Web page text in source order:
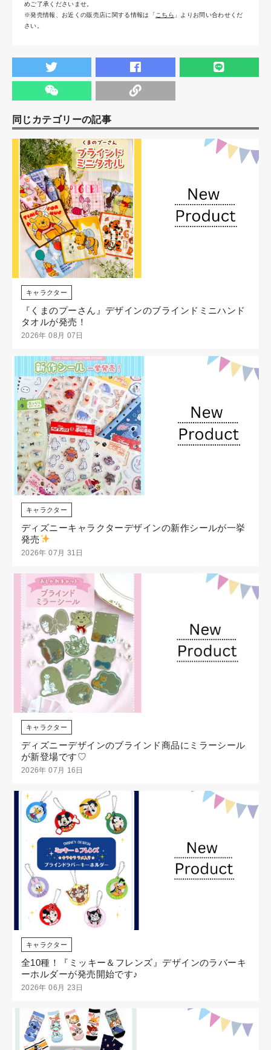
めご了承くださいませ。
※発売情報、お近くの販売店に関する情報は「 こちら 」よりお問い合わせくだ
さい。
同じカテゴリーの記事
キャラクター
『くまのプーさん』デザインのブラインドミニハンド
タオルが発売！
2026年 08月 07日
キャラクター
ディズニーキャラクターデザインの新作シールが一挙
発売
2026年 07月 31日
キャラクター
ディズニーデザインのブラインド商品にミラーシール
が新登場です♡
2026年 07月 16日
キャラクター
全10種！『ミッキー＆フレンズ』デザインのラバーキ
ーホルダーが発売開始です♪
2026年 06月 23日